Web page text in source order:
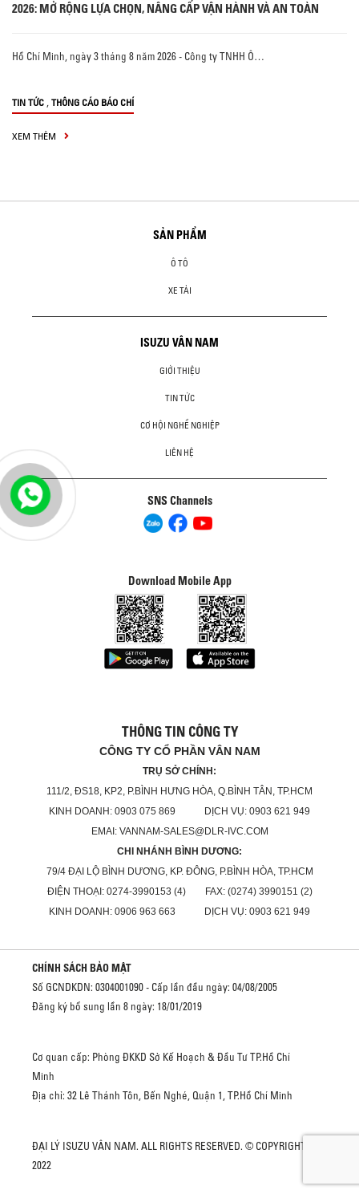
2026: MỞ RỘNG LỰA CHỌN, NÂNG CẤP VẬN HÀNH VÀ AN TOÀN
Hồ Chí Minh, ngày 3 tháng 8 năm 2026 - Công ty TNHH Ô…
TIN TỨC , THÔNG CÁO BÁO CHÍ
XEM THÊM
SẢN PHẨM
Ô TÔ
XE TẢI
ISUZU VÂN NAM
GIỚI THIỆU
TIN TỨC
CƠ HỘI NGHỀ NGHIỆP
LIÊN HỆ
SNS Channels
Download Mobile App
THÔNG TIN CÔNG TY
CÔNG TY CỔ PHẦN VÂN NAM
TRỤ SỞ CHÍNH:
111/2, ĐS18, KP2, P.BÌNH HƯNG HÒA, Q.BÌNH TÂN, TP.HCM
KINH DOANH: 0903 075 869 DỊCH VỤ: 0903 621 949
EMAI: VANNAM-SALES@DLR-IVC.COM
CHI NHÁNH BÌNH DƯƠNG:
79/4 ĐẠI LỘ BÌNH DƯƠNG, KP. ĐÔNG, P.BÌNH HÒA, TP.HCM
ĐIỆN THOẠI: 0274-3990153 (4) FAX: (0274) 3990151 (2)
KINH DOANH: 0906 963 663 DỊCH VỤ: 0903 621 949
CHÍNH SÁCH BẢO MẬT
Số GCNDKDN: 0304001090 - Cấp lần đầu ngày: 04/08/2005
Đăng ký bổ sung lần 8 ngày: 18/01/2019
Cơ quan cấp: Phòng ĐKKD Sở Kế Hoạch & Đầu Tư TP.Hồ Chí
Minh
Địa chỉ: 32 Lê Thánh Tôn, Bến Nghé, Quận 1, TP.Hồ Chí Minh
ĐẠI LÝ ISUZU VÂN NAM. ALL RIGHTS RESERVED. © COPYRIGHT
2022